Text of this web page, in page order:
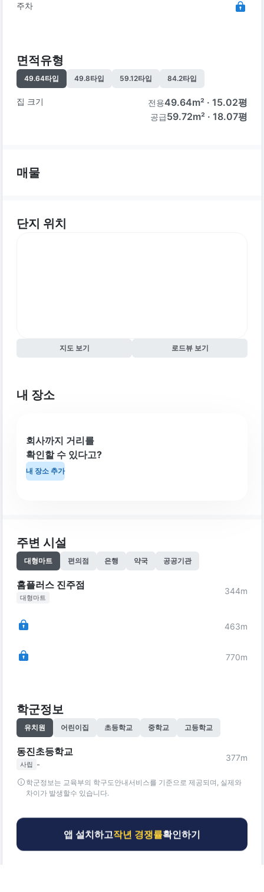
주차
면적유형
49.64타입 49.8타입 59.12타입 84.2타입
집 크기 전용49.64m² · 15.02평
공급59.72m² · 18.07평
매물
단지 위치
지도 보기 로드뷰 보기
내 장소
회사까지 거리를
확인할 수 있다고?
내 장소 추가
주변 시설
대형마트 편의점 은행 약국 공공기관
홈플러스 진주점
대형마트
344m
463m
770m
학군정보
유치원 어린이집 초등학교 중학교 고등학교
동진초등학교
사립 -
377m
학군정보는 교육부의 학구도안내서비스를 기준으로 제공되며, 실제와
차이가 발생할수 있습니다.
앱 설치하고작년 경쟁률확인하기